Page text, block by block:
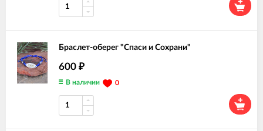
Браслет-оберег "Спаси и Сохрани"
600 ₽
В наличии 0